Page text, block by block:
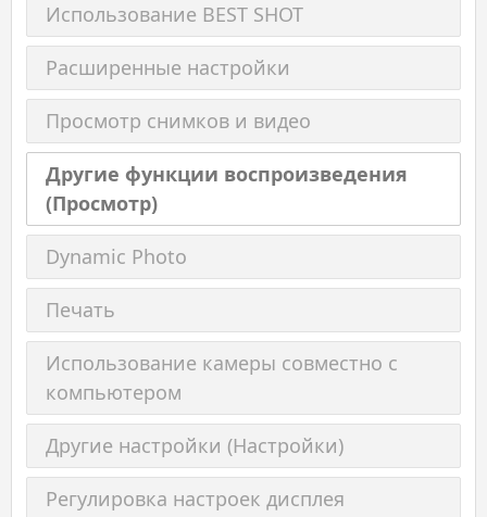
Использование BEST SHOT
Расширенные настройки
Просмотр снимков и видео
Другие функции воспроизведения
(Просмотр)
Dynamic Photo
Печать
Использование камеры совместно с
компьютером
Другие настройки (Настройки)
Регулировка настроек дисплея